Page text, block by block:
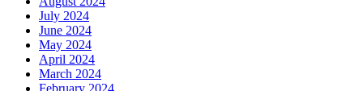
July 2024
June 2024
May 2024
April 2024
March 2024
February 2024